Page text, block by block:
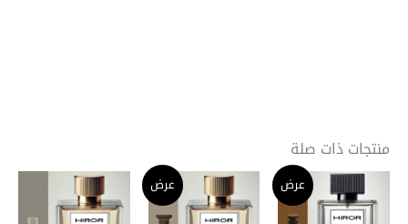
منتجات ذات صلة
عرضنطاق
السعر:
من
هناك
العديد
عرضنطاق
السعر:
من
هناك
العديد
نطاق
السعر:
من